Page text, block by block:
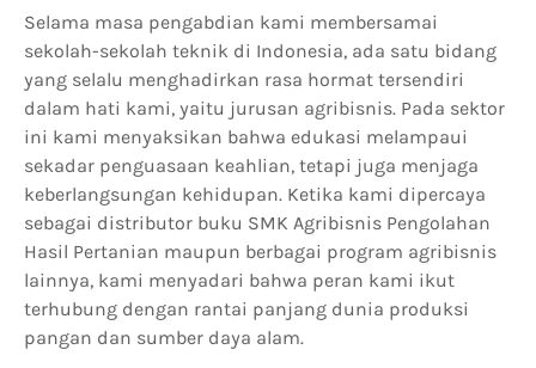
Selama masa pengabdian kami membersamai
sekolah-sekolah teknik di Indonesia, ada satu bidang
yang selalu menghadirkan rasa hormat tersendiri
dalam hati kami, yaitu jurusan agribisnis. Pada sektor
ini kami menyaksikan bahwa edukasi melampaui
sekadar penguasaan keahlian, tetapi juga menjaga
keberlangsungan kehidupan. Ketika kami dipercaya
sebagai distributor buku SMK Agribisnis Pengolahan
Hasil Pertanian maupun berbagai program agribisnis
lainnya, kami menyadari bahwa peran kami ikut
terhubung dengan rantai panjang dunia produksi
pangan dan sumber daya alam.